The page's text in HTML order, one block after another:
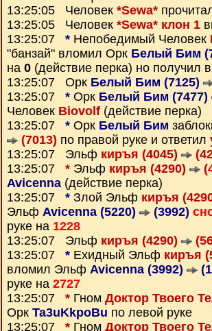
13:25:05 Человек *Sewa*
13:25:05 Человек *Sewa* клон 1
13:25:07 * Непобедимый Человек
"банзай" вломил Орк Белый Бим
на 0 (действие перка) но получил в
13:25:07 Орк Белый Бим (7125)
13:25:07 * Орк Белый Бим (7477)
Человек Biovolf (действие перка)
13:25:07 * Орк Белый Бим
(7013) по правой руке и ответил
13:25:07 Эльф киръя (4045)
13:25:07 * Эльф киръя (4290)
Avicenna(действие перка)
13:25:07 * Злой Эльф киръя
Эльф Avicenna (5220) (3992)
руке на 1228
13:25:07 Эльф киръя (4290)
13:25:07 * Ехидный Эльф киръя
вломил Эльф Avicenna (3992)
руке на 2727
13:25:07 * Гном Доктор Твоего
Орк Ta3uKkpoBu по левой руке
13:25:07 * Гном Доктор Твоего